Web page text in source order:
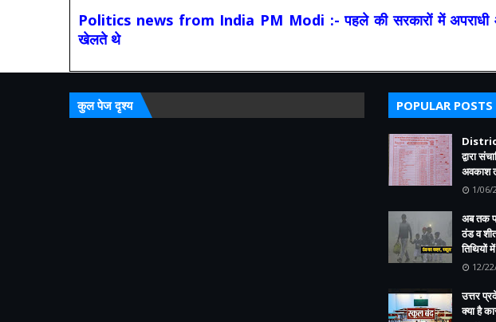
Politics news from India PM Modi :- पहले की सरकारों में अपराधी
खेलते थे
कुल पेज दृश्य POPULAR POSTS
द्वारा
अवकाश
1/06/
अब तक
ठंड व
तिथियों
12/
उत्तर
क्या है